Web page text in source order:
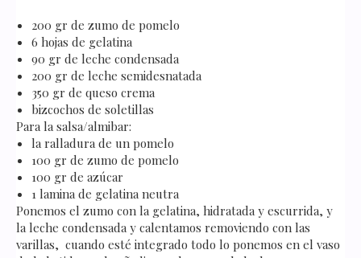
200 gr de zumo de pomelo
6 hojas de gelatina
90 gr de leche condensada
200 gr de leche semidesnatada
350 gr de queso crema
bizcochos de soletillas
Para la salsa/almibar:
la ralladura de un pomelo
100 gr de zumo de pomelo
100 gr de azúcar
1 lamina de gelatina neutra
Ponemos el zumo con la gelatina, hidratada y escurrida, y
la leche condensada y calentamos removiendo con las
varillas, cuando esté integrado todo lo ponemos en el vaso